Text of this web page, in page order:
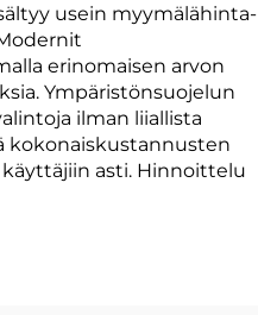
usein myymälähinta-
erinomaisen arvon
Ympäristönsuojelun
ilman liiallista
kokonaiskustannusten
käyttäjiin asti. Hinnoittelu